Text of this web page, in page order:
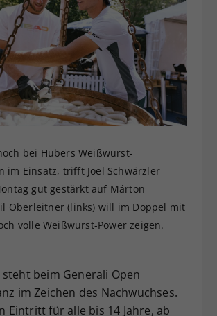
bei Hubers Weißwurst-
im Einsatz, trifft Joel Schwärzler
gut gestärkt auf Márton
Oberleitner (links) will im Doppel mit
volle Weißwurst-Power zeigen.
beim Generali Open
im Zeichen des Nachwuchses.
Eintritt für alle bis 14 Jahre, ab